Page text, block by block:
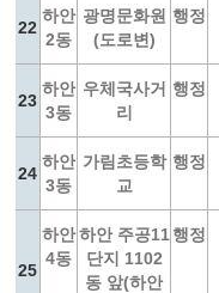
22
하안
2동
광명문화원
(도로변)
행정
23
하안
3동
우체국사거
리
행정
24
하안
3동
가림초등학
교
행정
25
하안
4동
하안 주공11
단지 1102
동 앞(하안
행정